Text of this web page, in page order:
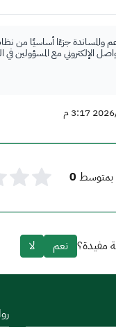
والمساندة جزءًا أساسيًا من
الإلكتروني مع المسؤولين
بمتوسط 0
مفيدة؟ نعم لا